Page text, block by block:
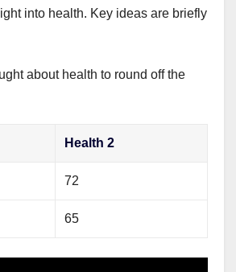
into health. Key ideas are briefly
about health to round off the
Health 2
72
65